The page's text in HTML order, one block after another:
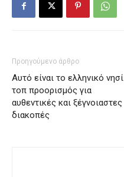
Προηγούμενο άρθρο
Αυτό είναι το ελληνικό νησί
τοπ προορισμός για
αυθεντικές και ξέγνοιαστες
διακοπές